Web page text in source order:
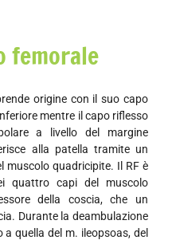
femorale
origine con il suo capo
mentre il capo riflesso
a livello del margine
alla patella tramite un
muscolo quadricipite. Il RF è
quattro capi del muscolo
della coscia, che un
Durante la deambulazione
quella del m. ileopsoas, del